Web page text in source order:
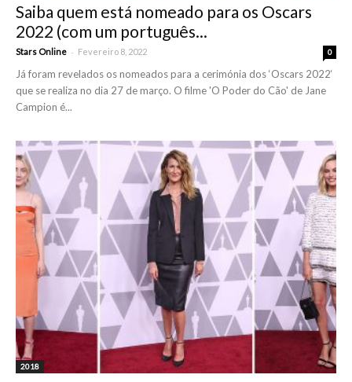
Saiba quem está nomeado para os Oscars
2022 (com um português...
Stars Online - Fevereiro 8, 2022 0
Já foram revelados os nomeados para a cerimónia dos ‘Oscars 2022‘
que se realiza no dia 27 de março. O filme 'O Poder do Cão' de Jane
Campion é...
2018